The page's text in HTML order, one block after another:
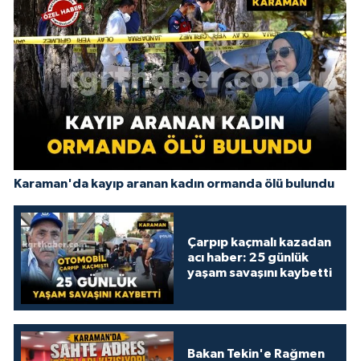
Karaman'da kayıp aranan kadın ormanda ölü bulundu
Çarpıp kaçmalı kazadan
acı haber: 25 günlük
yaşam savaşını kaybetti
Bakan Tekin'e Rağmen